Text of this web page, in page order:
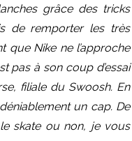
grâce des tricks
de remporter les très
que Nike ne l’approche
pas à son coup d’essai
filiale du Swoosh. En
un cap. De
skate ou non, je vous